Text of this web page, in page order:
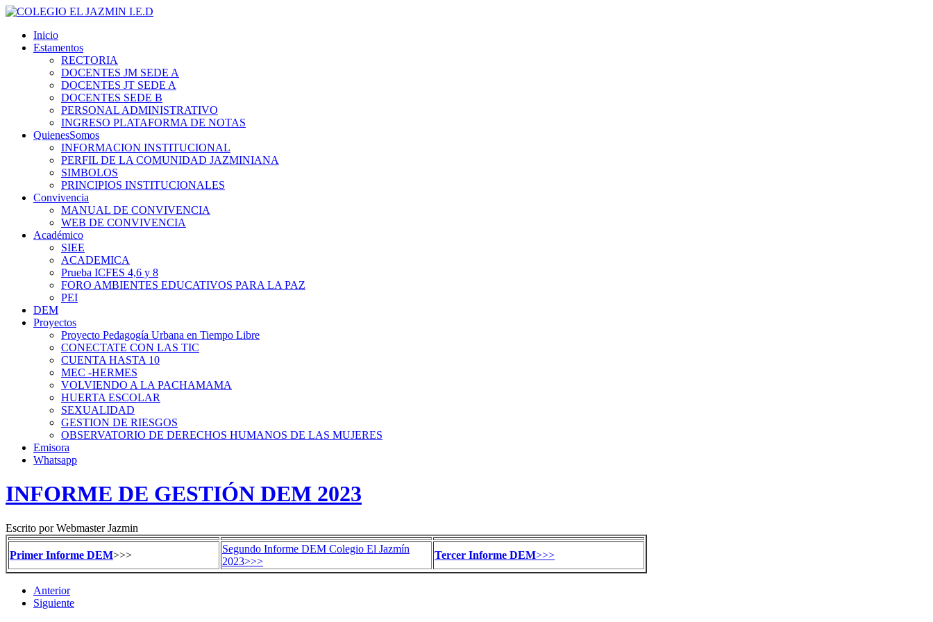
Inicio
Estamentos
RECTORIA
DOCENTES JM SEDE A
DOCENTES JT SEDE A
DOCENTES SEDE B
PERSONAL ADMINISTRATIVO
INGRESO PLATAFORMA DE NOTAS
QuienesSomos
INFORMACION INSTITUCIONAL
PERFIL DE LA COMUNIDAD JAZMINIANA
SIMBOLOS
PRINCIPIOS INSTITUCIONALES
Convivencia
MANUAL DE CONVIVENCIA
WEB DE CONVIVENCIA
Académico
SIEE
ACADEMICA
Prueba ICFES 4,6 y 8
FORO AMBIENTES EDUCATIVOS PARA LA PAZ
PEI
DEM
Proyectos
Proyecto Pedagogía Urbana en Tiempo Libre
CONECTATE CON LAS TIC
CUENTA HASTA 10
MEC -HERMES
VOLVIENDO A LA PACHAMAMA
HUERTA ESCOLAR
SEXUALIDAD
GESTION DE RIESGOS
OBSERVATORIO DE DERECHOS HUMANOS DE LAS MUJERES
Emisora
Whatsapp
INFORME DE GESTIÓN DEM 2023
Escrito por Webmaster Jazmin
Primer Informe DEM>>>
Segundo Informe DEM Colegio El Jazmín
2023>>>
Tercer Informe DEM>>>
Anterior
Siguiente